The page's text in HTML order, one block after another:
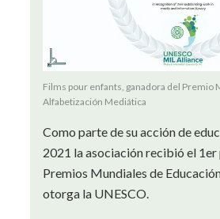
Films pour enfants, ganadora del Premio
Alfabetización Mediática
Como parte de su acción de
2021 la asociación recibió el 1er
Premios Mundiales de
otorga la UNESCO.